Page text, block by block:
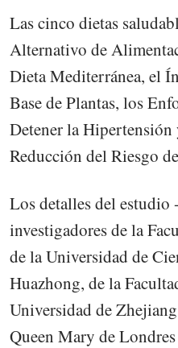
Las cinco dietas
Alternativo de
Dieta Mediterránea, el
Base de Plantas, los
Detener la Hipertensión
Reducción del Riesgo
Los detalles del estudio
investigadores de la
de la Universidad de
Huazhong, de la
Universidad de
Queen Mary de